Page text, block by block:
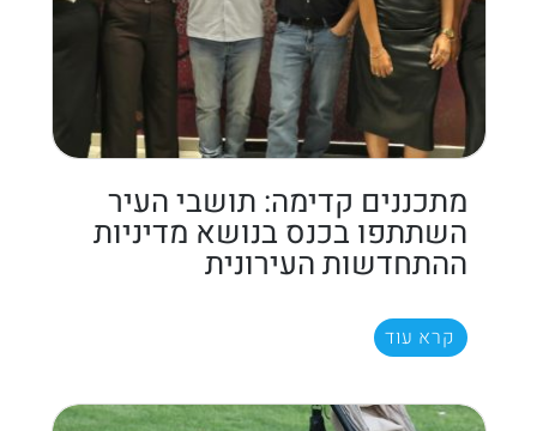
מתכננים קדימה: תושבי העיר
השתתפו בכנס בנושא מדיניות
ההתחדשות העירונית
קרא עוד